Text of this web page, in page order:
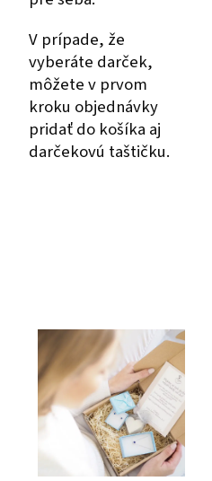
V prípade, že
vyberáte darček,
môžete v prvom
kroku objednávky
pridať do košíka aj
darčekovú taštičku.